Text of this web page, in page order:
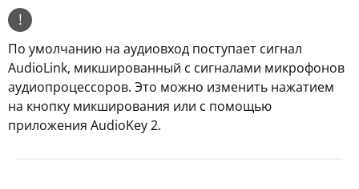
!
По умолчанию на аудиовход поступает сигнал
AudioLink, микшированный с сигналами микрофонов
аудиопроцессоров. Это можно изменить нажатием
на кнопку микширования или с помощью
приложения AudioKey 2.